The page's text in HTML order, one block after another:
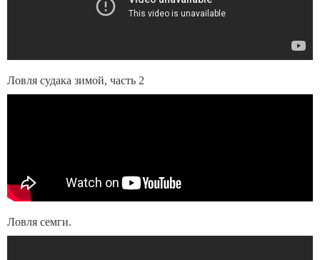
Ловля судака зимой, часть 2
Ловля семги.